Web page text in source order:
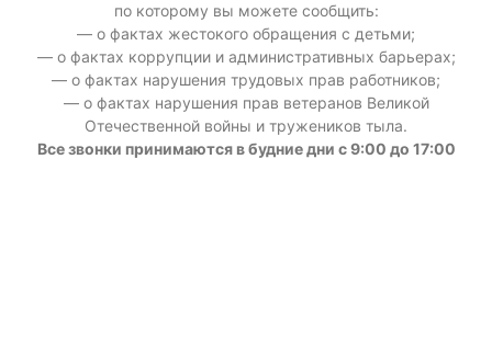
по которому вы можете сообщить:
— о фактах жестокого обращения с детьми;
— о фактах коррупции и административных барьерах;
— о фактах нарушения трудовых прав работников;
— о фактах нарушения прав ветеранов Великой
Отечественной войны и тружеников тыла.
Все звонки принимаются в будние дни с 9:00 до 17:00